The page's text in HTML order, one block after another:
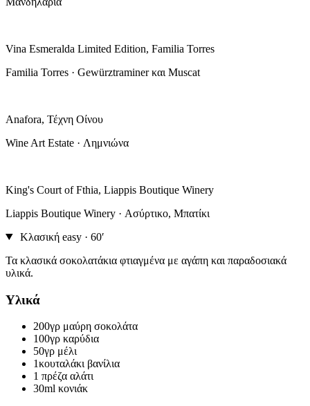
Vina Esmeralda Limited Edition, Familia Torres
Familia Torres · Gewürztraminer και Muscat
Anafora, Τέχνη Οίνου
Wine Art Estate · Λημνιώνα
King's Court of Fthia, Liappis Boutique Winery
Liappis Boutique Winery · Ασύρτικο, Μπατίκι
Κλασική easy · 60′
Τα κλασικά σοκολατάκια φτιαγμένα με αγάπη και παραδοσιακά
υλικά.
Υλικά
200γρ μαύρη σοκολάτα
100γρ καρύδια
50γρ μέλι
1κουταλάκι βανίλια
1 πρέζα αλάτι
30ml κονιάκ